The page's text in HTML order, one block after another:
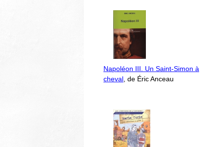
Napoléon III. Un Saint-Simon à
cheval, de Éric Anceau